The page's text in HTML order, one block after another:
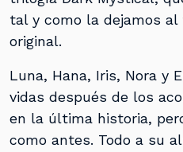
tal y como la dejamos
original.
Luna, Hana, Iris, Nora y
vidas después de los
en la última historia,
como antes. Todo a su